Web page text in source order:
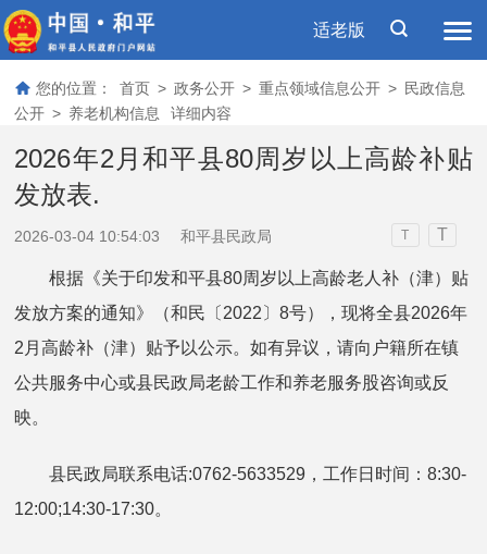
适老版
您的位置： 首页 > 政务公开 > 重点领域信息公开 > 民政信息
公开 > 养老机构信息 详细内容
2026年2月和平县80周岁以上高龄补贴
发放表.
2026-03-04 10:54:03 和平县民政局 T T
根据《关于印发和平县80周岁以上高龄老人补（津）贴
发放方案的通知》（和民〔2022〕8号），现将全县2026年
2月高龄补（津）贴予以公示。如有异议，请向户籍所在镇
公共服务中心或县民政局老龄工作和养老服务股咨询或反
映。
县民政局联系电话:0762-5633529，工作日时间：8:30-
12:00;14:30-17:30。